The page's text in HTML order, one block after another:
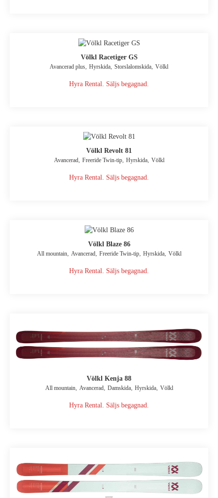
Völkl Racetiger GS
Avancerad plus Hyrskida Storslalomskida Völkl
Hyra Rental. Säljs begagnad.
Völkl Revolt 81
Avancerad, Freeride Twin-tip, Hyrskida, Völkl
Hyra Rental. Säljs begagnad.
Völkl Blaze 86
All mountain, Avancerad, Freeride Twin-tip, Hyrskida, Völkl
Hyra Rental. Säljs begagnad.
Völkl Kenja 88
All mountain, Avancerad, Damskida, Hyrskida, Völkl
Hyra Rental. Säljs begagnad.